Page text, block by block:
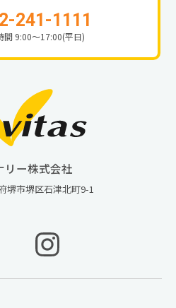
241-1111
間 9:00〜17:00(平日)
リー株式会社
堺市堺区石津北町9-1